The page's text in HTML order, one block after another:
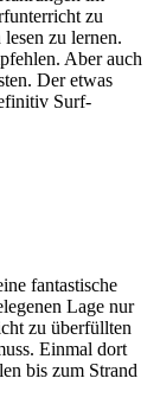
zu
zu lernen.
Aber auch
Der etwas
Surf-
fantastische
Lage nur
zu überfüllten
Einmal dort
bis zum Strand